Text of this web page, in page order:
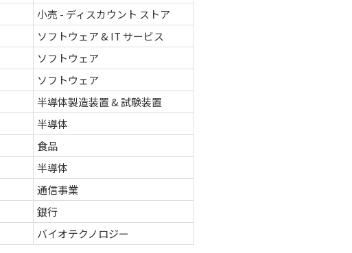
小売 - ディスカウント ストア
ソフトウェア & IT サービス
ソフトウェア
ソフトウェア
半導体製造装置 & 試験装置
半導体
食品
半導体
通信事業
銀行
バイオテクノロジー